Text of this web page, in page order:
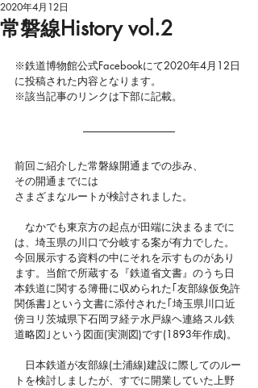
常磐線History vol.2
2020年4月12日
※鉄道博物館公式Facebookにて2020年4月12日
に投稿された内容となります。
※該当記事のリンクは下部に記載。
前回ご紹介した常磐線開通までの歩み、
その開通までには
さまざまなルートが検討されました。
なかでも東京方の起点が田端に決まるまでに
は、埼玉県の川口で分岐する案が有力でした。
今回展示する資料の中にそれを示すものがあり
ます。当館で所蔵する『鉄道省文書』のうち日
本鉄道に関する簿冊に収められた｢友部線仮免許
関係書｣という文書に添付された｢埼玉県川口近
傍ヨリ茨城県下石岡ヲ経テ水戸線ヘ連絡スル鉄
道略図｣という図面(実測図)です(1893年作成)。
日本鉄道が友部線(土浦線)建設に際してのルー
トを検討しましたが、すでに開業していた上野